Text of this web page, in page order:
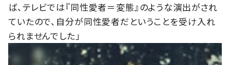
ば、テレビでは『同性愛者＝変態』のような演出がされ
ていたので、自分が同性愛者だということを受け入れ
られませんでした」